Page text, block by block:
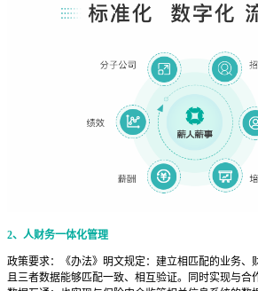
2、人财务一体化管理
政策要求：《办法》明文规定：建立相匹配的业务、
且三者数据能够匹配一致、相互验证。同时实现与合